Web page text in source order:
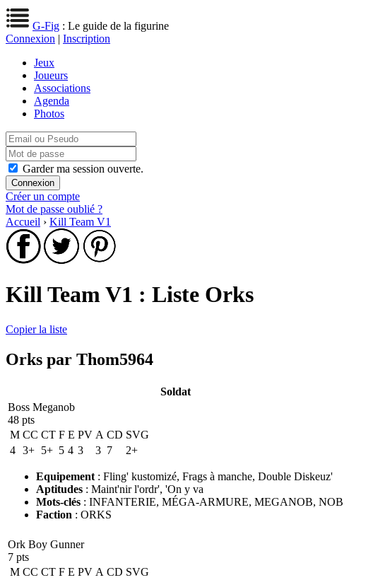
G-Fig : Le guide de la figurine
Connexion | Inscription
Jeux
Joueurs
Associations
Agenda
Photos
Garder ma session ouverte.
Créer un compte
Mot de passe oublié ?
Accueil › Kill Team V1
Kill Team V1 : Liste Orks
Copier la liste
Orks par Thom5964
Soldat
Boss Meganob
48 pts
M CC CT F E PV A CD SVG
4 3+ 5+ 5 4 3 3 7 2+
Equipement : Fling' kustomizé, Frags à manche, Double Diskeuz'
Aptitudes : Maint'nir l'ordr', 'On y va
Mots-clés : INFANTERIE, MÉGA-ARMURE, MEGANOB, NOB
Faction : ORKS
Ork Boy Gunner
7 pts
M CC CT F E PV A CD SVG